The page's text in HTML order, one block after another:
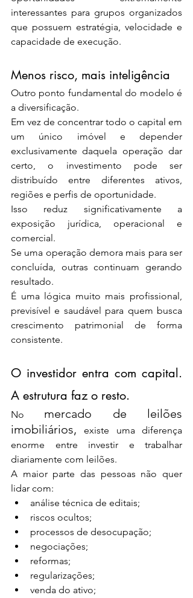
interessantes para grupos organizados
que possuem estratégia, velocidade e
capacidade de execução.
Menos risco, mais inteligência
Outro ponto fundamental do modelo é
a diversificação.
Em vez de concentrar todo o capital em
um único imóvel e depender
exclusivamente daquela operação dar
certo, o investimento pode ser
distribuído entre diferentes ativos,
regiões e perfis de oportunidade.
Isso reduz significativamente a
exposição jurídica, operacional e
comercial.
Se uma operação demora mais para ser
concluída, outras continuam gerando
resultado.
É uma lógica muito mais profissional,
previsível e saudável para quem busca
crescimento patrimonial de forma
consistente.
O investidor entra com capital.
A estrutura faz o resto.
No mercado de leilões
imobiliários, existe uma diferença
enorme entre investir e trabalhar
diariamente com leilões.
A maior parte das pessoas não quer
lidar com:
análise técnica de editais;
riscos ocultos;
processos de desocupação;
negociações;
reformas;
regularizações;
venda do ativo;